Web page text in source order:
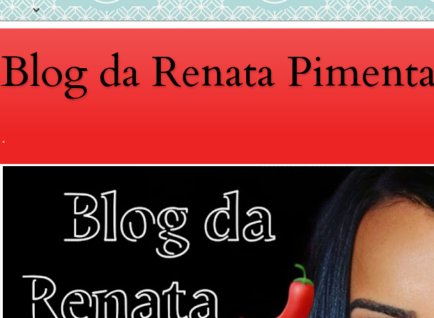
Blog da Renata
.